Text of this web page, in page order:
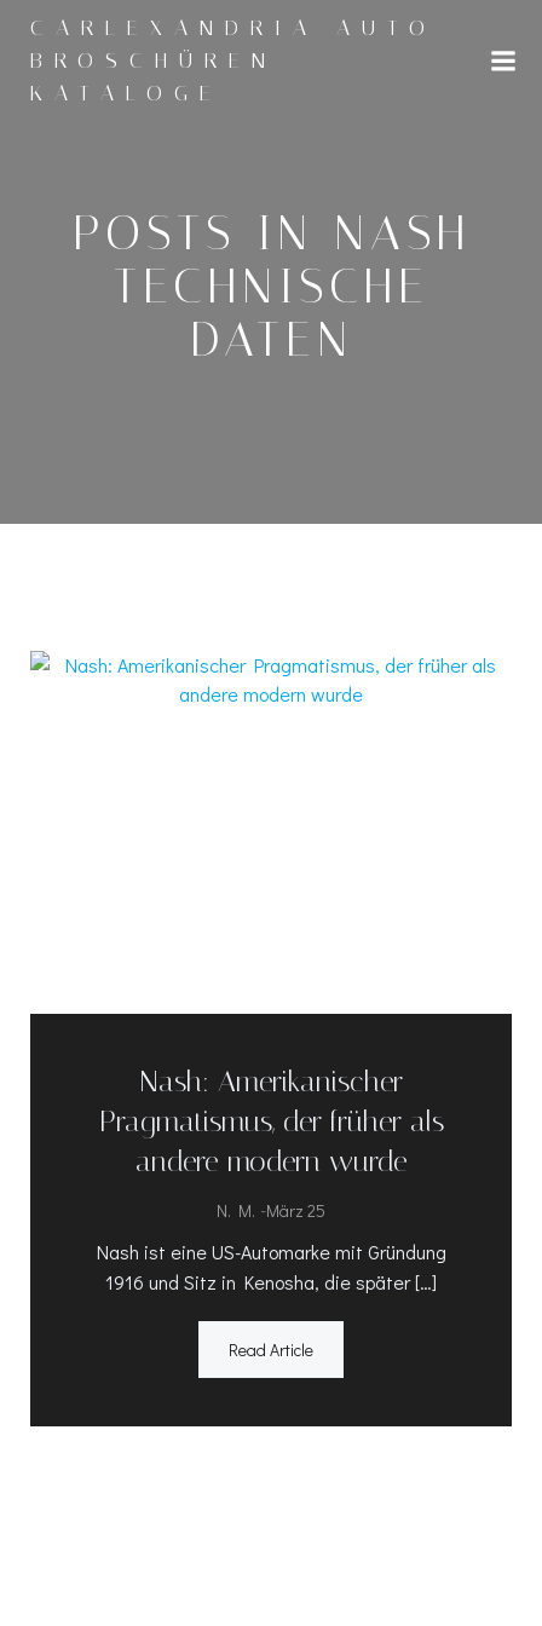
Inhalt
CARLEXANDRIA AUTO
BROSCHÜREN
KATALOGE
POSTS IN NASH
TECHNISCHE
DATEN
Nash: Amerikanischer
Pragmatismus, der früher als
andere modern wurde
N. M. -März 25
Nash ist eine US-Automarke mit Gründung
1916 und Sitz in Kenosha, die später […]
Read Article